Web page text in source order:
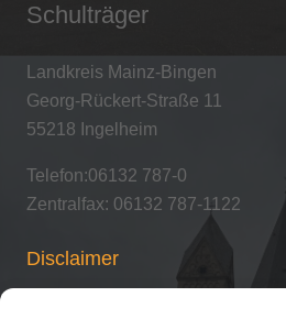
Schulträger
Landkreis Mainz-Bingen
Georg-Rückert-Straße 11
55218 Ingelheim
Telefon:06132 787-0
Zentralfax: 06132 787-1122
Disclaimer